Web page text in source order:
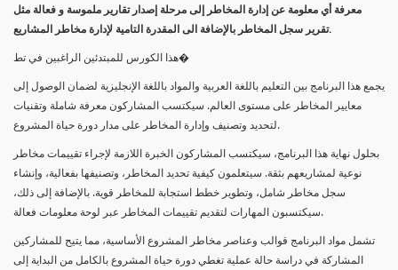
معرفة أي معلومة عن إدارة المخاطر إلى مرحلة إصدار تقارير ملموسة و فعالة مثل
تقرير سجل المخاطر بالإضافة الى المقدرة التامية لإدارة مخاطر المشاريع.
هذا الكورس للمبتدئين الراغبين في تط�
يجمع هذا البرنامج بين التعليم باللغة العربية والمواد باللغة الإنجليزية لضمان الوصول إلى
معايير المخاطر على مستوى العالم. سيكتسب المشاركون معرفة شاملة وتقنيات
لتحديد وتصنيف وإدارة المخاطر على مدار دورة حياة المشروع.
بحلول نهاية هذا البرنامج، سيكتسب المشاركون الخبرة اللازمة لإجراء تقييمات مخاطر
نوعية لمشاريعهم بثقة. سيتعلمون كيفية تحديد المخاطر، وتصنيفها بفعالية، وإنشاء
سجل مخاطر شامل، وتطوير خطط استجابة للمخاطر قوية. بالإضافة إلى ذلك،
سيكتسبون المهارات لتقديم تقييمات المخاطر عبر لوحة معلومات فعالة.
تشمل مواد البرنامج قوالب وعناصر مخاطر المشروع الأساسية، مما يتيح للمشاركين
المشاركة في دراسة حالة عملية تغطي دورة حياة المشروع بالكامل من البداية إلى